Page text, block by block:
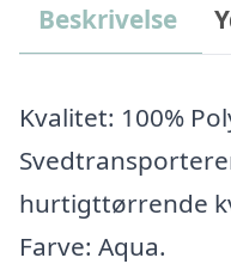
Beskrivelse
Kvalitet: 100%
hurtigttørrende
Farve: Aqua.